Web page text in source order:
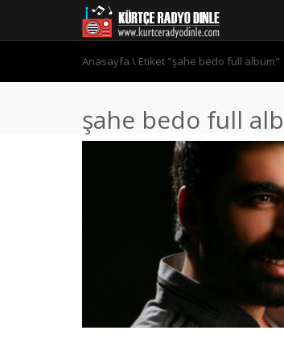
Anasayfa \ Etiket "şahe bedo full albüm"
şahe bedo full